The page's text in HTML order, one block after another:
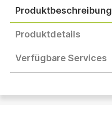
Produktbeschreibung
Produktdetails
Verfügbare Services